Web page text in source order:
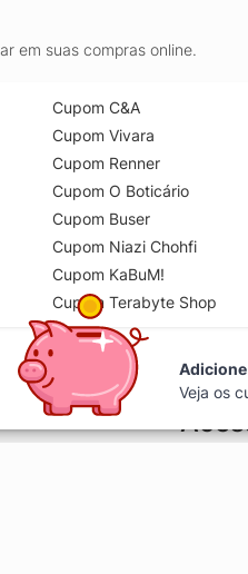
em suas compras online.
Cupom C&A
Cupom Vivara
Cupom Renner
Cupom O Boticário
Cupom Buser
Cupom Niazi Chohfi
Cupom KaBuM!
Cupom Terabyte Shop
Veja os